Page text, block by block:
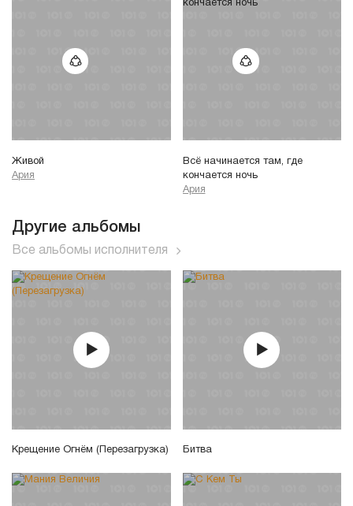
Живой
Ария
Всё начинается там, где
кончается ночь
Ария
Другие альбомы
Все альбомы исполнителя
Крещение Огнём (Перезагрузка) Битва